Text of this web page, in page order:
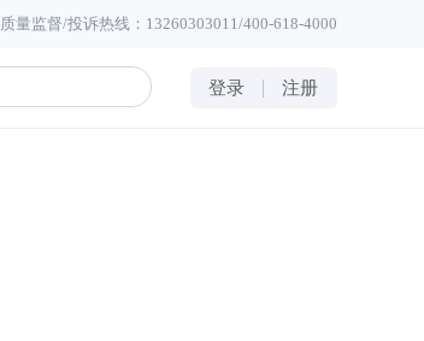
质量监督/投诉热线：13260303011/400-618-4000
登录 注册